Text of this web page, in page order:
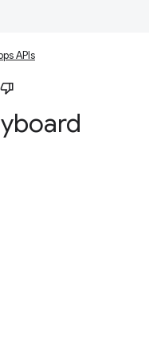
APIs